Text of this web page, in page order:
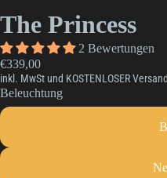
The Princess
2 Bewertungen
€339,00
inkl. MwSt und KOSTENLOSER Versand
Beleuchtung